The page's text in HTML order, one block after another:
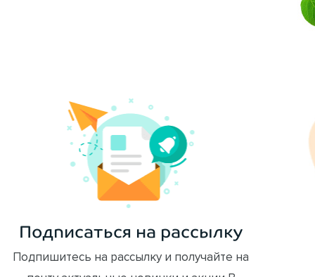
Подписаться на рассылку
Подпишитесь на рассылку и получайте на